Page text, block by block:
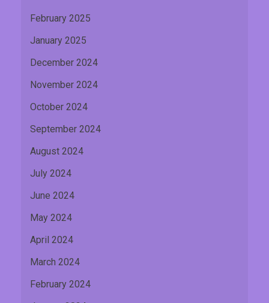
February 2025
January 2025
December 2024
November 2024
October 2024
September 2024
August 2024
July 2024
June 2024
May 2024
April 2024
March 2024
February 2024